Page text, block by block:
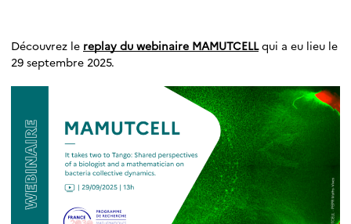
Découvrez le replay du webinaire MAMUTCELLqui a eu lieu le
29 septembre 2025.